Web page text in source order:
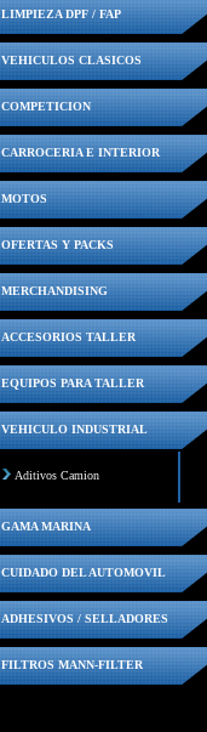
LIMPIEZA DPF / FAP
VEHICULOS CLASICOS
COMPETICION
CARROCERIA E INTERIOR
MOTOS
OFERTAS Y PACKS
MERCHANDISING
ACCESORIOS TALLER
EQUIPOS PARA TALLER
VEHICULO INDUSTRIAL
Aditivos Camion
GAMA MARINA
CUIDADO DEL AUTOMOVIL
ADHESIVOS / SELLADORES
FILTROS MANN-FILTER